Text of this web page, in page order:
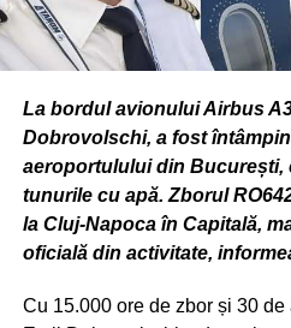
„In anul III am renuntat la liceu
mostenire de la bunica ei. In
bani, efectul a fost foarte
luat-o razna. Mi-a intrat in cap
patron. Eu si prietena mea de
multiplicam banii. Si mi-a intrat
jucator bun de poker. A fost
total pe toate planurile si foarte
La bordul avionului Airbus
Dobrovolschi, a fost
aeroportulului din București,
tunurile cu apă. Zborul
la Cluj-Napoca în Capitală,
oficială din activitate,
Cu 15.000 ore de zbor și 30